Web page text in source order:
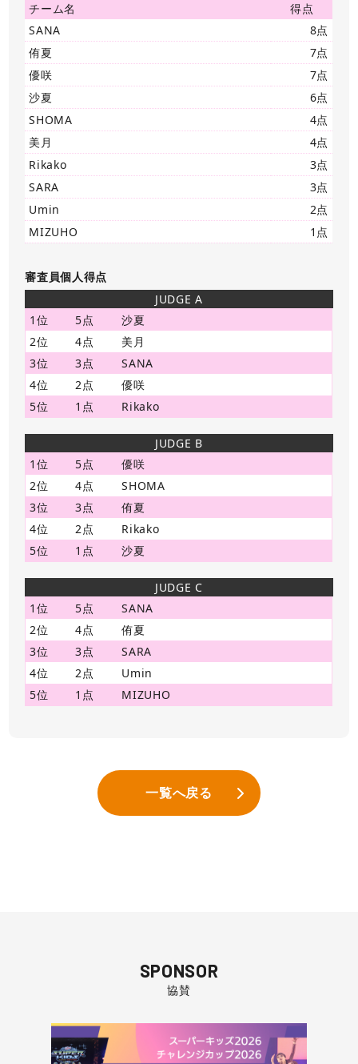
チーム名
得点
SANA
8点
侑夏
7点
優咲
7点
沙夏
6点
SHOMA
4点
美月
4点
Rikako
3点
SARA
3点
Umin
2点
MIZUHO
1点
審査員個人得点
JUDGE A
1位
5点
沙夏
2位
4点
美月
3位
3点
SANA
4位
2点
優咲
5位
1点 Rikako
JUDGE B
1位
5点
優咲
2位
4点
SHOMA
3位
3点
侑夏
4位
2点
Rikako
5位
1点 沙夏
JUDGE C
1位
5点
SANA
2位
4点
侑夏
3位
3点
SARA
4位
2点
Umin
5位
1点 MIZUHO
一覧へ戻る
SPONSOR
協賛